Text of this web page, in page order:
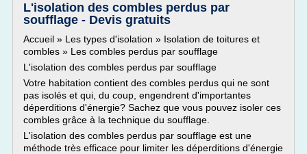
L'isolation des combles perdus par
soufflage - Devis gratuits
Accueil » Les types d'isolation » Isolation de toitures et
combles » Les combles perdus par soufflage
L'isolation des combles perdus par soufflage
Votre habitation contient des combles perdus qui ne sont
pas isolés et qui, du coup, engendrent d'importantes
déperditions d'énergie? Sachez que vous pouvez isoler ces
combles grâce à la technique du soufflage.
L'isolation des combles perdus par soufflage est une
méthode très efficace pour limiter les déperditions d'énergie